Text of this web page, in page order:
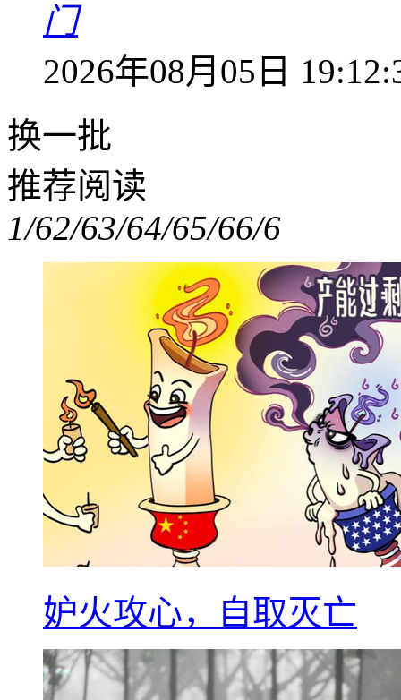
门
2026年08月05日
换一批
推荐阅读
1/62/63/64/65/66/6
妒火攻心，自取灭亡